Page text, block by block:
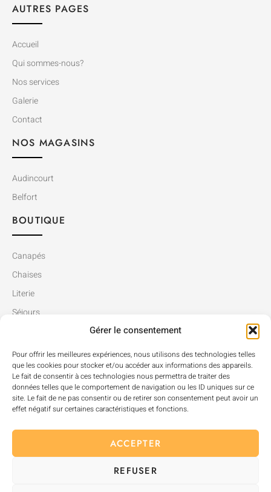
Gérer le consentement
Pour offrir les meilleures expériences, nous utilisons des technologies telles
que les cookies pour stocker et/ou accéder aux informations des appareils.
Le fait de consentir à ces technologies nous permettra de traiter des
données telles que le comportement de navigation ou les ID uniques sur ce
site. Le fait de ne pas consentir ou de retirer son consentement peut avoir un
effet négatif sur certaines caractéristiques et fonctions.
ACCEPTER
REFUSER
AUTRES PAGES
Accueil
Qui sommes-nous?
Nos services
Galerie
Contact
NOS MAGASINS
Audincourt
Belfort
BOUTIQUE
Canapés
Chaises
Literie
Séjours
Politique de Confidentialité